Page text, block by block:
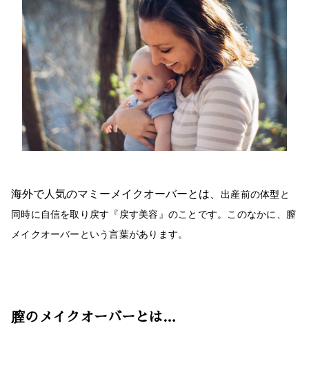
海外で人気のマミーメイクオーバーとは、 出産前の体型と
同時に自信を取り戻す『戻す美容』のことです。このなかに、膣
メイクオーバーという言葉があります。
膣のメイクオーバーとは…